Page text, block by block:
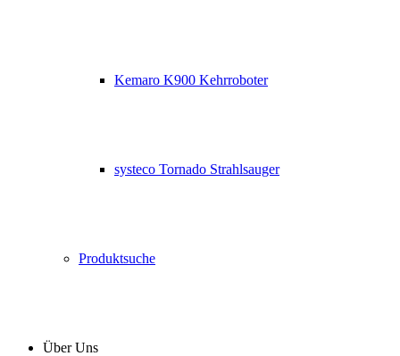
Kemaro K900 Kehrroboter
systeco Tornado Strahlsauger
Produktsuche
Über Uns